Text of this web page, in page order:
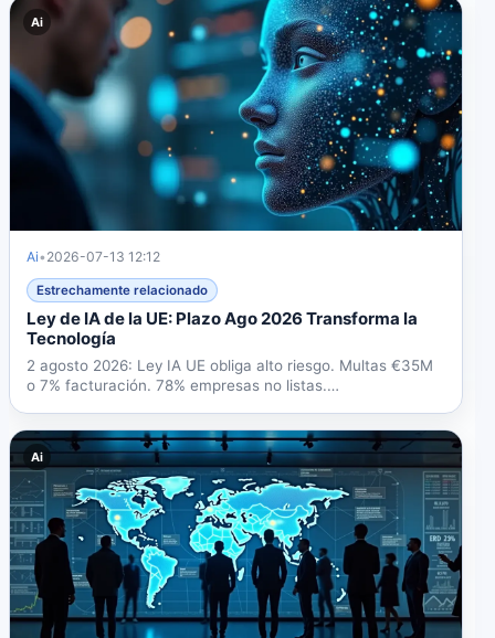
Ai
Ai• 2026-07-13 12:12
Estrechamente relacionado
Ley de IA de la UE: Plazo Ago 2026 Transforma la
Tecnología
2 agosto 2026: Ley IA UE obliga alto riesgo. Multas €35M
o 7% facturación. 78% empresas no listas.
Ai